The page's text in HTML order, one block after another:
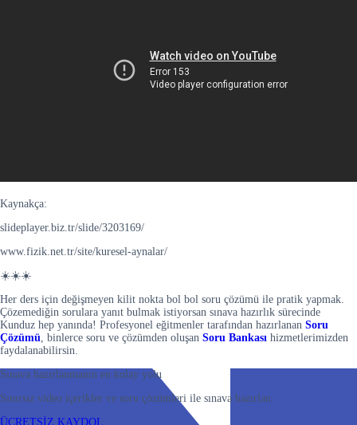
Kaynakça:
slideplayer.biz.tr/slide/3203169/
www.fizik.net.tr/site/kuresel-aynalar/
☀️☀️☀️
Her ders için değişmeyen kilit nokta bol bol soru çözümü ile pratik yapmak.
Çözemediğin sorulara yanıt bulmak istiyorsan sınava hazırlık sürecinde
Kunduz hep yanında! Profesyonel eğitmenler tarafından hazırlanan Soru
Çözümü , binlerce soru ve çözümden oluşan Soru Bankası hizmetlerimizden
faydalanabilirsin.
Sınava hazırlanmanın en kolay yolu
Sınırsız video içerikler ve soru çözümleri ile sınava hazırlan
ÜCRETSİZ KAYDOL